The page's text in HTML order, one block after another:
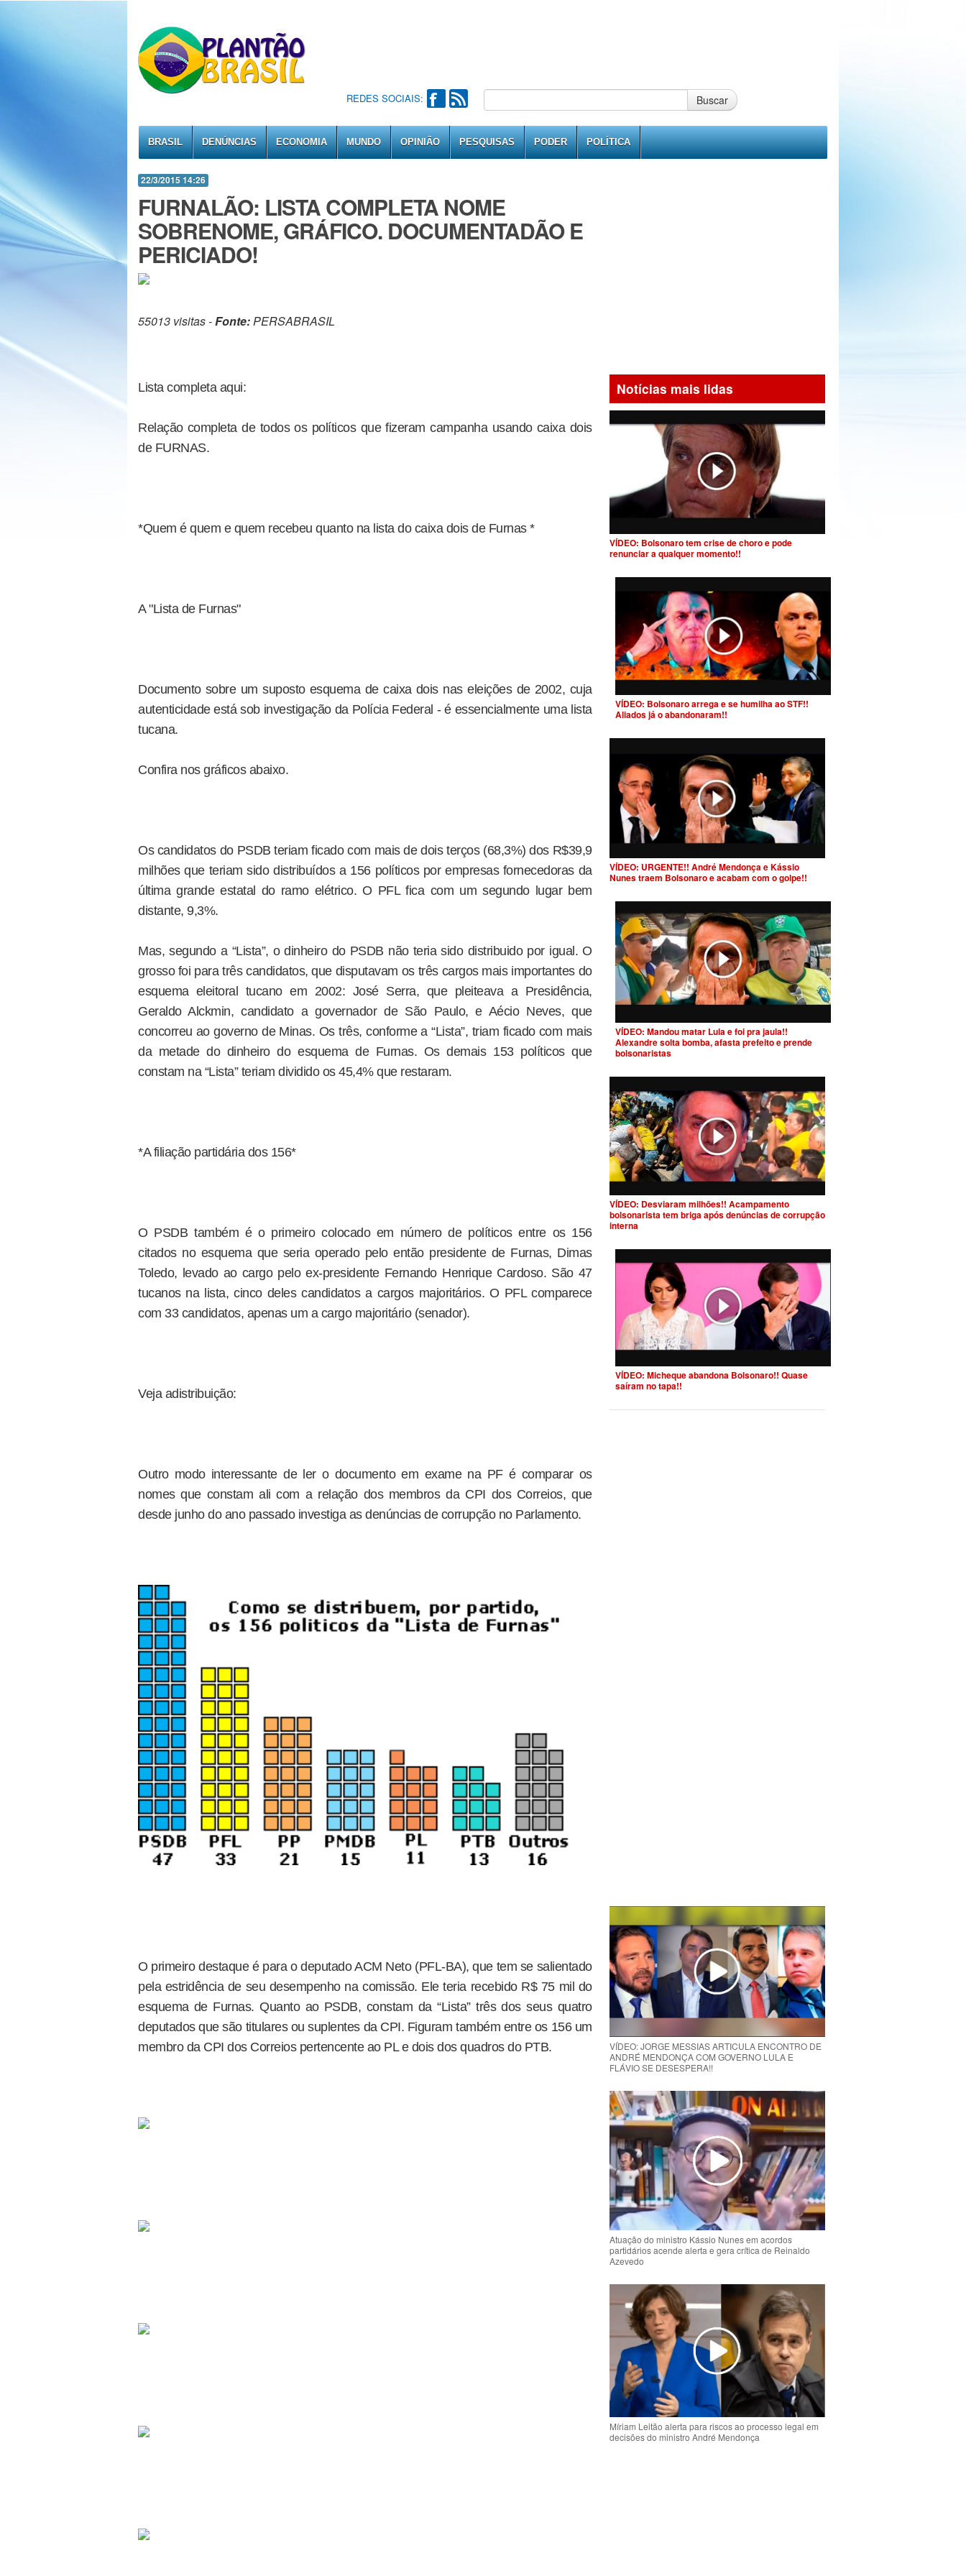
REDES SOCIAIS: Buscar
BRASIL DENÚNCIAS ECONOMIA MUNDO OPINIÃO PESQUISAS PODER POLÍTICA
22/3/2015 14:26
FURNALÃO: LISTA COMPLETA NOME
SOBRENOME, GRÁFICO. DOCUMENTADÃO E
PERICIADO!
55013 visitas -Fonte:PERSABRASIL
Lista completa aqui:
Relação completa de todos os políticos que fizeram campanha usando caixa dois
de FURNAS.
*Quem é quem e quem recebeu quanto na lista do caixa dois de Furnas *
A "Lista de Furnas"
Documento sobre um suposto esquema de caixa dois nas eleições de 2002, cuja
autenticidade está sob investigação da Polícia Federal - é essencialmente uma lista
tucana.
Confira nos gráficos abaixo.
Os candidatos do PSDB teriam ficado com mais de dois terços (68,3%) dos R$39,9
milhões que teriam sido distribuídos a 156 políticos por empresas fornecedoras da
última grande estatal do ramo elétrico. O PFL fica com um segundo lugar bem
distante, 9,3%.
Mas, segundo a “Lista”, o dinheiro do PSDB não teria sido distribuido por igual. O
grosso foi para três candidatos, que disputavam os três cargos mais importantes do
esquema eleitoral tucano em 2002: José Serra, que pleiteava a Presidência,
Geraldo Alckmin, candidato a governador de São Paulo, e Aécio Neves, que
concorreu ao governo de Minas. Os três, conforme a “Lista”, triam ficado com mais
da metade do dinheiro do esquema de Furnas. Os demais 153 políticos que
constam na “Lista” teriam dividido os 45,4% que restaram.
*A filiação partidária dos 156*
O PSDB também é o primeiro colocado em número de políticos entre os 156
citados no esquema que seria operado pelo então presidente de Furnas, Dimas
Toledo, levado ao cargo pelo ex-presidente Fernando Henrique Cardoso. São 47
tucanos na lista, cinco deles candidatos a cargos majoritários. O PFL comparece
com 33 candidatos, apenas um a cargo majoritário (senador).
Veja adistribuição:
Outro modo interessante de ler o documento em exame na PF é comparar os
nomes que constam ali com a relação dos membros da CPI dos Correios, que
desde junho do ano passado investiga as denúncias de corrupção no Parlamento.
O primeiro destaque é para o deputado ACM Neto (PFL-BA), que tem se salientado
pela estridência de seu desempenho na comissão. Ele teria recebido R$ 75 mil do
esquema de Furnas. Quanto ao PSDB, constam da “Lista” três dos seus quatro
deputados que são titulares ou suplentes da CPI. Figuram também entre os 156 um
membro da CPI dos Correios pertencente ao PL e dois dos quadros do PTB.
Notícias mais lidas
VÍDEO: Bolsonaro tem crise de choro e pode
renunciar a qualquer momento!!
VÍDEO: Bolsonaro arrega e se humilha ao STF!!
Aliados já o abandonaram!!
VÍDEO: URGENTE!! André Mendonça e Kássio
Nunes traem Bolsonaro e acabam com o golpe!!
VÍDEO: Mandou matar Lula e foi pra jaula!!
Alexandre solta bomba, afasta prefeito e prende
bolsonaristas
VÍDEO: Desviaram milhões!! Acampamento
bolsonarista tem briga após denúncias de corrupção
interna
VÍDEO: Micheque abandona Bolsonaro!! Quase
saíram no tapa!!
VÍDEO: JORGE MESSIAS ARTICULA ENCONTRO DE
ANDRÉ MENDONÇA COM GOVERNO LULA E
FLÁVIO SE DESESPERA!!
Atuação do ministro Kássio Nunes em acordos
partidários acende alerta e gera crítica de Reinaldo
Azevedo
Míriam Leitão alerta para riscos ao processo legal em
decisões do ministro André Mendonça